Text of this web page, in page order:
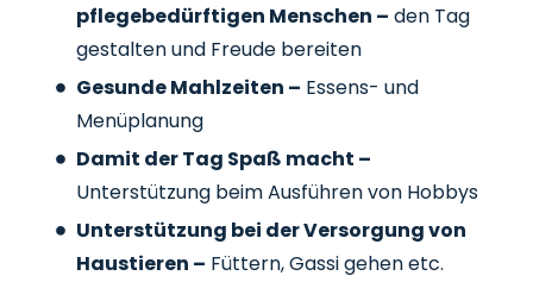
pflegebedürftigen Menschen – den Tag
gestalten und Freude bereiten
Gesunde Mahlzeiten – Essens- und
Menüplanung
Damit der Tag Spaß macht –
Unterstützung beim Ausführen von Hobbys
Unterstützung bei der Versorgung von
Haustieren – Füttern, Gassi gehen etc.